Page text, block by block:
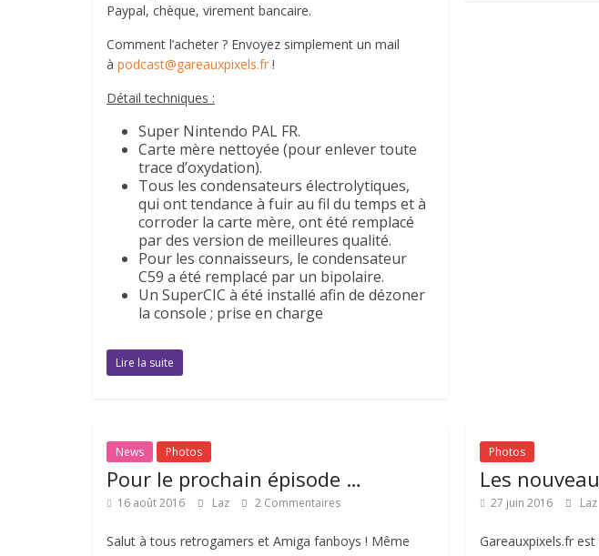
Paypal, chèque, virement bancaire.
Comment l’acheter ? Envoyez simplement un mail
à podcast@gareauxpixels.fr !
Détail techniques :
Super Nintendo PAL FR.
Carte mère nettoyée (pour enlever toute
trace d’oxydation).
Tous les condensateurs électrolytiques,
qui ont tendance à fuir au fil du temps et à
corroder la carte mère, ont été remplacé
par des version de meilleures qualité.
Pour les connaisseurs, le condensateur
C59 a été remplacé par un bipolaire.
Un SuperCIC à été installé afin de dézoner
la console ; prise en charge
Lire la suite
News Photos
Pour le prochain épisode …
16 août 2016 Laz 2 Commentaires
Salut à tous retrogamers et Amiga fanboys ! Même
Photos
Les
27 juin 2016 Laz
Gareauxpixels.fr